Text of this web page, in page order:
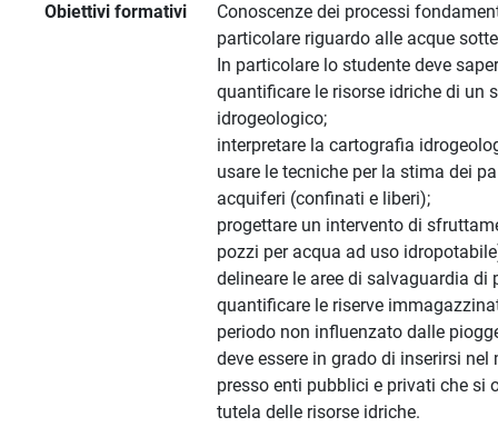
Obiettivi formativi
Conoscenze dei processi
particolare riguardo alle acque
In particolare lo studente deve
quantificare le risorse idriche di un
idrogeologico;
interpretare la cartografia
usare le tecniche per la stima dei
acquiferi (confinati e liberi);
progettare un intervento di
pozzi per acqua ad uso
delineare le aree di salvaguardia di
quantificare le riserve
periodo non influenzato dalle
deve essere in grado di inserirsi
presso enti pubblici e privati che si
tutela delle risorse idriche.